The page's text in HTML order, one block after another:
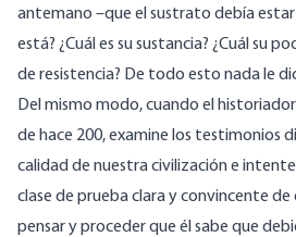
antemano –que el sustrato debía
está? ¿Cuál es su sustancia? ¿Cuál su
de resistencia? De todo esto nada le
Del mismo modo, cuando el
de hace 200, examine los testimonios
calidad de nuestra civilización e
clase de prueba clara y convincente
pensar y proceder que él sabe que